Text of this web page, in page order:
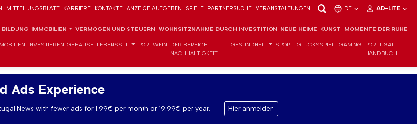
MITTEILUNGSBLATT KARRIERE KONTAKTE ANZEIGE AUFGEBEN SPIELE PARTNERSUCHE VERANSTALTUNGEN DE AD-LITE
BILDUNG IMMOBILIEN VERMÖGEN UND STEUERN WOHNSITZNAHME DURCH INVESTITION NEUE HEIME KUNST MOMENTE DER RUHE
INVESTIEREN GEHÄUSE LEBENSSTIL PORTWEIN DER BEREICH
NACHHALTIGKEIT
GESUNDHEIT SPORT GLÜCKSSPIEL IGAMING
PORTUGAL-
HANDBUCH
Ads Experience
News with fewer ads for 1.99€ per month or 19.99€ per year. Hier anmelden